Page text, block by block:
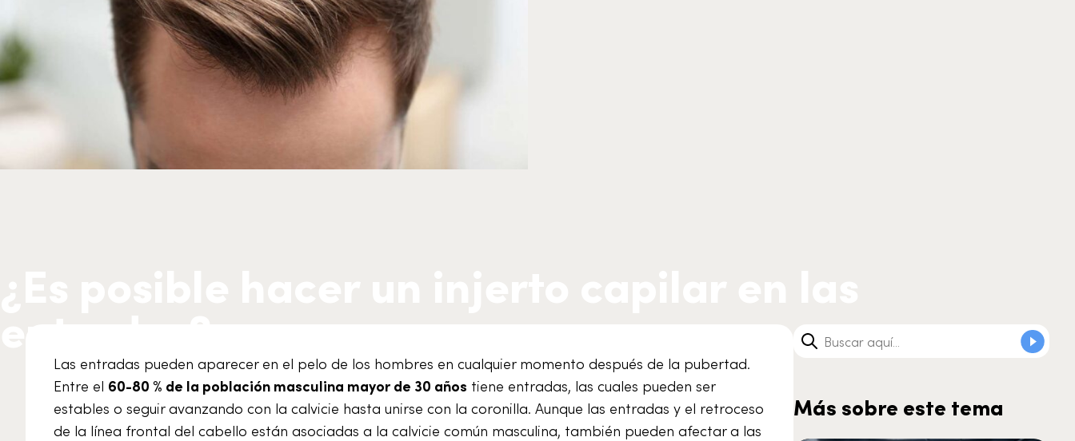
Las entradas pueden aparecer en el pelo de los hombres en cualquier momento después de la pubertad.
Entre el 60-80 % de la población masculina mayor de 30 años tiene entradas, las cuales pueden ser
estables o seguir avanzando con la calvicie hasta unirse con la coronilla. Aunque las entradas y el retroceso
de la línea frontal del cabello están asociadas a la calvicie común masculina, también pueden afectar a las
Más sobre este tema